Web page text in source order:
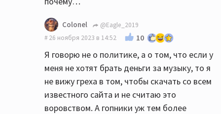
Colonel
@Eagle_2019
26 ноября 2023 в 14:52
10
Я говорю не о политике, а о том, что если у
меня не хотят брать деньги за музыку, то я
не вижу греха в том, чтобы скачать со всем
известного сайта и не считаю это
воровством. А гопники уж тем более